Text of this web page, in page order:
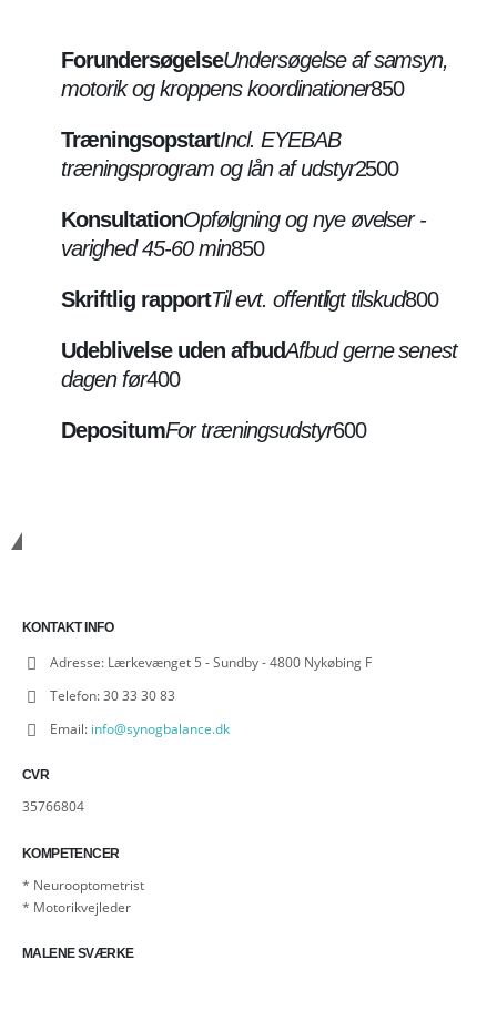
ForundersøgelseUndersøgelse af samsyn,
motorik og kroppens koordinationer850
TræningsopstartIncl. EYEBAB
træningsprogram og lån af udstyr2500
KonsultationOpfølgning og nye øvelser -
varighed 45-60 min850
Skriftlig rapportTil evt. offentligt tilskud800
Udeblivelse uden afbudAfbud gerne senest
dagen før400
DepositumFor træningsudstyr600
KONTAKT INFO
Adresse: Lærkevænget 5 - Sundby - 4800 Nykøbing F
Telefon: 30 33 30 83
Email: info@synogbalance.dk
CVR
35766804
KOMPETENCER
* Neurooptometrist
* Motorikvejleder
MALENE SVÆRKE